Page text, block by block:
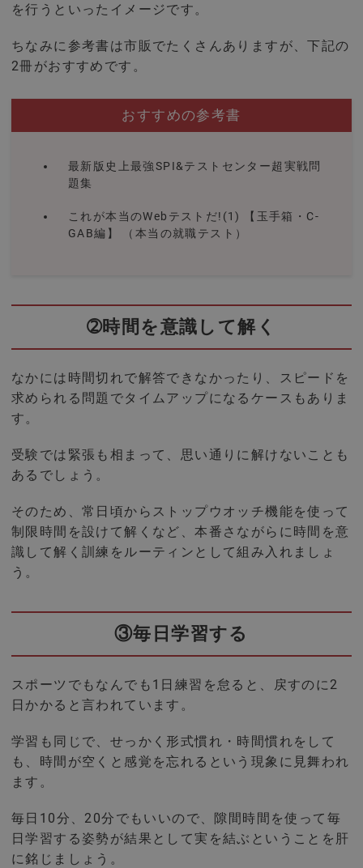
を行うといったイメージです。
ちなみに参考書は市販でたくさんありますが、下記の
2冊がおすすめです。
おすすめの参考書
最新版史上最強SPI&テストセンター超実戦問
題集
これが本当のWebテストだ!(1) 【玉手箱・C-
GAB編】 （本当の就職テスト）
➁時間を意識して解く
なかには時間切れで解答できなかったり、スピードを
求められる問題でタイムアップになるケースもありま
す。
受験では緊張も相まって、思い通りに解けないことも
あるでしょう。
そのため、常日頃からストップウオッチ機能を使って
制限時間を設けて解くなど、本番さながらに時間を意
識して解く訓練をルーティンとして組み入れましょ
う。
③毎日学習する
スポーツでもなんでも1日練習を怠ると、戻すのに2
日かかると言われています。
学習も同じで、せっかく形式慣れ・時間慣れをして
も、時間が空くと感覚を忘れるという現象に見舞われ
ます。
毎日10分、20分でもいいので、隙間時間を使って毎
日学習する姿勢が結果として実を結ぶということを肝
に銘じましょう。